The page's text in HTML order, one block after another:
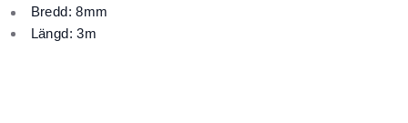
Bredd: 8mm
Längd: 3m